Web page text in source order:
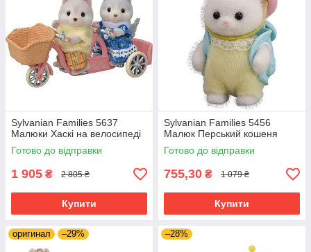
Sylvanian Families 5637
Малюки Хаскі на велосипеді
Готово до відправки
1 905 ₴ 2 805 ₴
Купити
Sylvanian Families 5456
Малюк Перський кошеня
Готово до відправки
755,30 ₴ 1 079 ₴
Купити
оригинал –29% –28%